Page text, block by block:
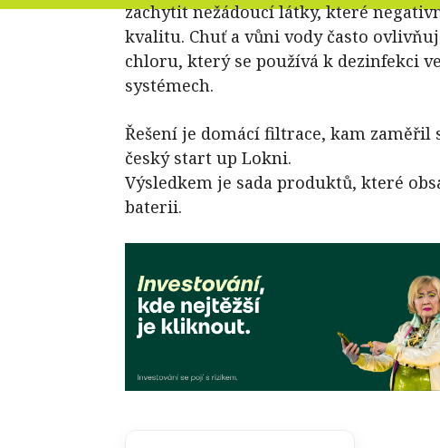
zachytit nežádoucí látky, které
kvalitu. Chuť a vůni vody často
chloru, který se používá k dezinfekci
systémech.
Řešení je domácí filtrace, kam zaměřil
český start up Lokni.
Výsledkem je sada produktů, které
baterii.